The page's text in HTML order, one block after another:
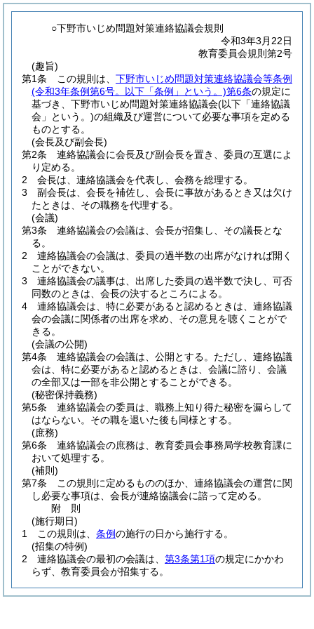
○下野市いじめ問題対策連絡協議会規則
令和3年3月22日
教育委員会規則第2号
(趣旨)
第1条
この規則は、 下野市いじめ問題対策連絡協議会等条例
(令和3年条例第6号。以下「条例」という。)第6条の規定に
基づき、下野市いじめ問題対策連絡協議会(以下「連絡協議
会」という。)の組織及び運営について必要な事項を定める
ものとする。
(会長及び副会長)
第2条
連絡協議会に会長及び副会長を置き、委員の互選によ
り定める。
2
会長は、連絡協議会を代表し、会務を総理する。
3
副会長は、会長を補佐し、会長に事故があるとき又は欠け
たときは、その職務を代理する。
(会議)
第3条
連絡協議会の会議は、会長が招集し、その議長とな
る。
2
連絡協議会の会議は、委員の過半数の出席がなければ開く
ことができない。
3
連絡協議会の議事は、出席した委員の過半数で決し、可否
同数のときは、会長の決するところによる。
4
連絡協議会は、特に必要があると認めるときは、連絡協議
会の会議に関係者の出席を求め、その意見を聴くことがで
きる。
(会議の公開)
第4条
連絡協議会の会議は、公開とする。 ただし、連絡協議
会は、特に必要があると認めるときは、会議に諮り、会議
の全部又は一部を非公開とすることができる。
(秘密保持義務)
第5条
連絡協議会の委員は、職務上知り得た秘密を漏らして
はならない。 その職を退いた後も同様とする。
(庶務)
第6条
連絡協議会の庶務は、教育委員会事務局学校教育課に
おいて処理する。
(補則)
第7条
この規則に定めるもののほか、連絡協議会の運営に関
し必要な事項は、会長が連絡協議会に諮って定める。
附 則
(施行期日)
1
この規則は、 条例の施行の日から施行する。
(招集の特例)
2
連絡協議会の最初の会議は、 第3条第1項の規定にかかわ
らず、教育委員会が招集する。